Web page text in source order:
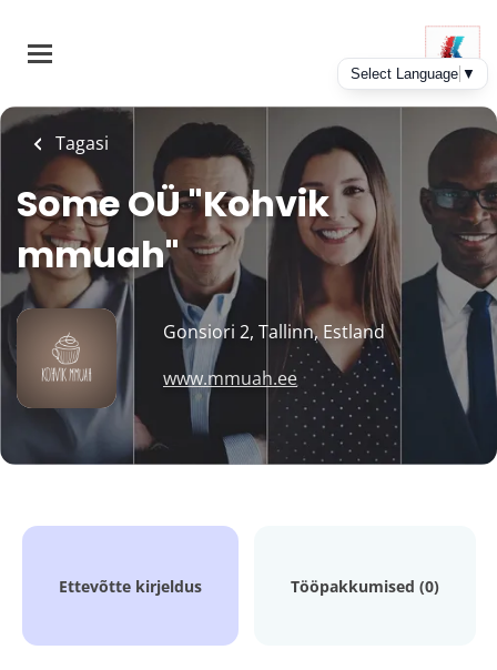
main
Tagasi
Some OÜ "Kohvik
mmuah"
Gonsiori 2, Tallinn, Estland
www.mmuah.ee
Ettevõtte kirjeldus Tööpakkumised (0)